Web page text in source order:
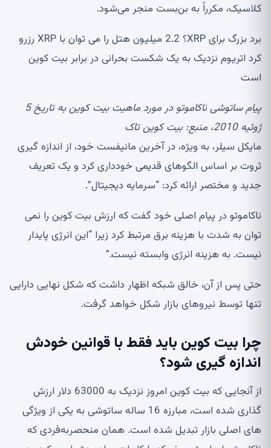
کلاسیک، مکرراً به بن‌بست منجر می‌شود.
برد بزرگ برای XRP؟ 2.2 میلیون هتل را می توان با XRP رزرو
کرد اتریوم نزدیک به یک شکست بحرانی در برابر بیت کوین
است
پیام ساتوشی ناکاموتو در مورد ماهیت بیت کوین به تاریخ 5
ژوئیه 2010، منبع:
بیت کوین تاک
مایکل سیلر، به ویژه، در آخرین مانیفست خود، از اندازه گیری
ثروت بر اساس الگوهای قدیمی خودداری کرد و یک تعریف
جدید و مختصر ارائه کرد: “سرمایه دیجیتال”.
ناکاموتو در پیام اصلی خود گفت که ارزش بیت کوین را نمی
توان به شدت با هزینه برق مرتبط کرد زیرا “این انرژی پایدار
نیست. به هزینه انرژی وابسته نیست.”
حتی پس از آن، خالق شبکه اظهار داشت که شکل نهایی دارایی
تنها توسط نیروهای بازار شکل خواهد گرفت.
چرا بیت کوین باید فقط با قوانین خودش
اندازه گیری شود؟
از آنجایی که بیت کوین امروز نزدیک به 63000 دلار ارزش
گذاری شده است، مبارزه 16 ساله ساتوشی به یکی از ویژگی
های اصلی بازار تبدیل شده است. همان منحصربه‌فردی که